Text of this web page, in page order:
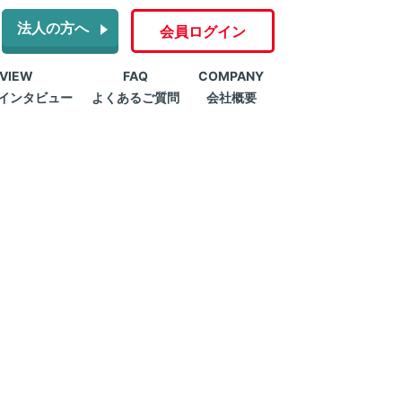
法人の方へ 会員ログイン
ンタビュー
FAQ
よくあるご質問
COMPANY
会社概要